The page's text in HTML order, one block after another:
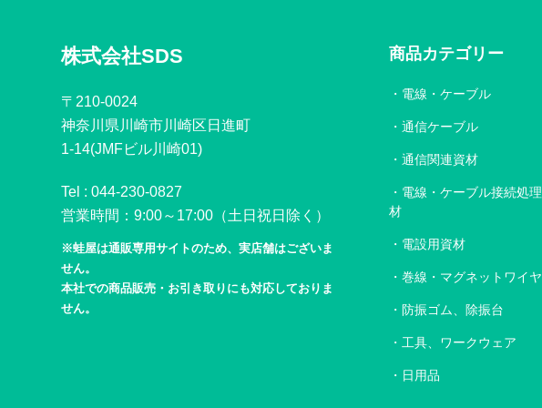
株式会社SDS
〒210-0024
神奈川県川崎市川崎区日進町
1-14(JMFビル川崎01)
Tel :044-230-0827
営業時間：9:00～17:00（土日祝日除く）
※蛙屋は通販専用サイトのため、実店舗はございま
せん。
本社での商品販売・お引き取りにも対応しておりま
せん。
商品カテゴリー
電線・ケーブル
通信ケーブル
通信関連資材
電線・ケーブル接続処理
材
電設用資材
巻線・マグネットワイヤ
防振ゴム、除振台
工具、ワークウェア
日用品